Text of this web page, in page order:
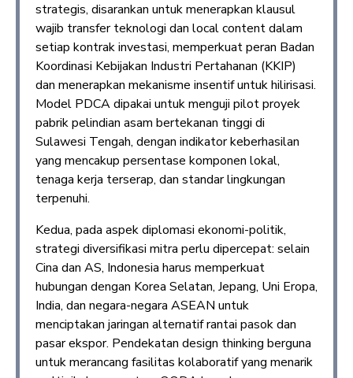
strategis, disarankan untuk menerapkan klausul
wajib transfer teknologi dan local content dalam
setiap kontrak investasi, memperkuat peran Badan
Koordinasi Kebijakan Industri Pertahanan (KKIP)
dan menerapkan mekanisme insentif untuk hilirisasi.
Model PDCA dipakai untuk menguji pilot proyek
pabrik pelindian asam bertekanan tinggi di
Sulawesi Tengah, dengan indikator keberhasilan
yang mencakup persentase komponen lokal,
tenaga kerja terserap, dan standar lingkungan
terpenuhi.
Kedua, pada aspek diplomasi ekonomi-politik,
strategi diversifikasi mitra perlu dipercepat: selain
Cina dan AS, Indonesia harus memperkuat
hubungan dengan Korea Selatan, Jepang, Uni Eropa,
India, dan negara-negara ASEAN untuk
menciptakan jaringan alternatif rantai pasok dan
pasar ekspor. Pendekatan design thinking berguna
untuk merancang fasilitas kolaboratif yang menarik